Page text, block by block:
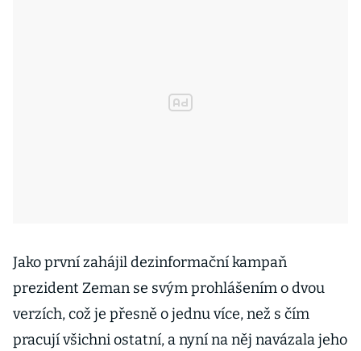
Jako první zahájil dezinformační kampaň
prezident Zeman se svým prohlášením o dvou
verzích, což je přesně o jednu více, než s čím
pracují všichni ostatní, a nyní na něj navázala jeho